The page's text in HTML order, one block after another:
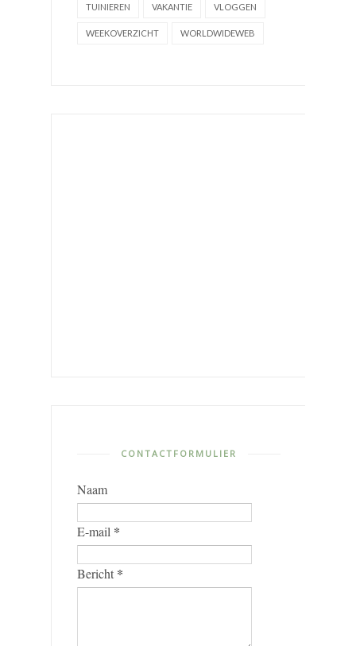
TUINIEREN VAKANTIE VLOGGEN
WEEKOVERZICHT WORLDWIDEWEB
CONTACTFORMULIER
Naam
E-mail *
Bericht *